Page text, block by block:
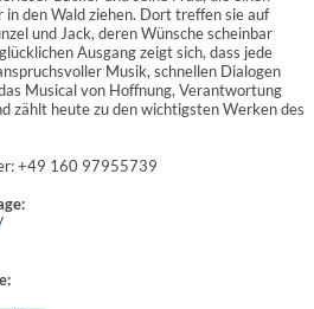
in den Wald ziehen. Dort treffen sie auf
und Jack, deren Wünsche scheinbar
Ausgang zeigt sich, dass jede
Musik, schnellen Dialogen
Musical von Hoffnung, Verantwortung
zählt heute zu den wichtigsten Werken des
+49 160 97955739